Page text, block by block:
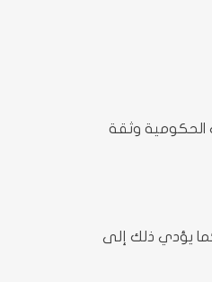
الحكومية وثقة
يؤدي ذلك إلى